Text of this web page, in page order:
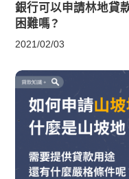
銀行可以申請林地貸
困難嗎？
2021/02/03